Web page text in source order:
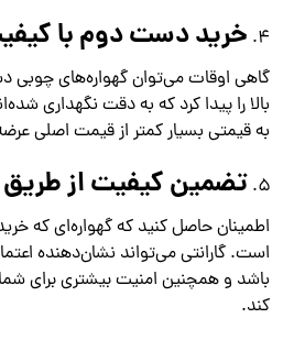
خرید دست دوم با
گاهی اوقات می‌توان گهواره‌های چوبی
بالا را پیدا کرد که به دقت نگهداری
به قیمتی بسیار کمتر از قیمت اصلی
تضمین کیفیت از طریق
اطمینان حاصل کنید که گهواره‌ای که
است. گارانتی می‌تواند نشان‌دهنده
باشد و همچنین امنیت بیشتری برای شما
کند.